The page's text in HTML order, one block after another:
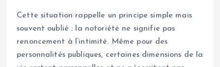
Cette situation rappelle un principe simple mais
souvent oublié : la notoriété ne signifie pas
renoncement à l’intimité. Même pour des
personnalités publiques, certaines dimensions de la